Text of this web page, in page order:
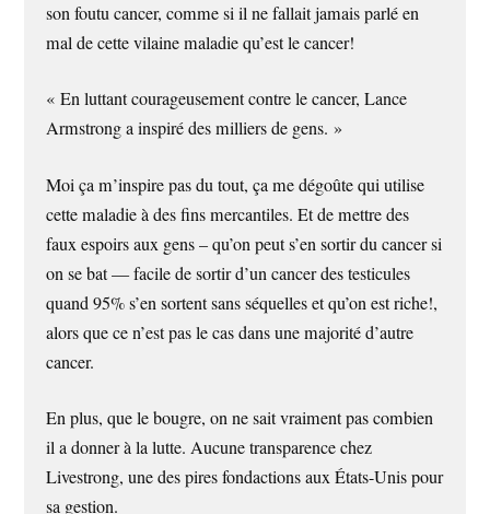
son foutu cancer, comme si il ne fallait jamais parlé en
mal de cette vilaine maladie qu’est le cancer!
« En luttant courageusement contre le cancer, Lance
Armstrong a inspiré des milliers de gens. »
Moi ça m’inspire pas du tout, ça me dégoûte qui utilise
cette maladie à des fins mercantiles. Et de mettre des
faux espoirs aux gens – qu’on peut s’en sortir du cancer si
on se bat — facile de sortir d’un cancer des testicules
quand 95% s’en sortent sans séquelles et qu’on est riche!,
alors que ce n’est pas le cas dans une majorité d’autre
cancer.
En plus, que le bougre, on ne sait vraiment pas combien
il a donner à la lutte. Aucune transparence chez
Livestrong, une des pires fondactions aux États-Unis pour
sa gestion.